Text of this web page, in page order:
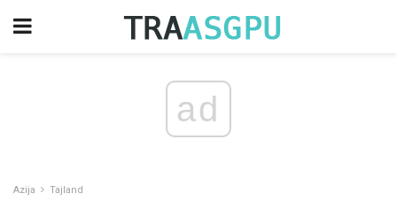
ad
Azija Tajland